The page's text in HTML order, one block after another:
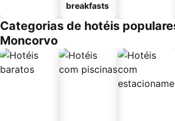
breakfasts
Categorias de hotéis
Moncorvo